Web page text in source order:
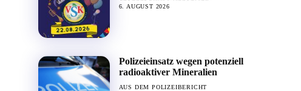
6. AUGUST 2026
Polizeieinsatz wegen potenziell
radioaktiver Mineralien
AUS DEM POLIZEIBERICHT